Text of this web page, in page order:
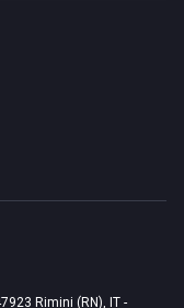
Rimini (RN), IT -